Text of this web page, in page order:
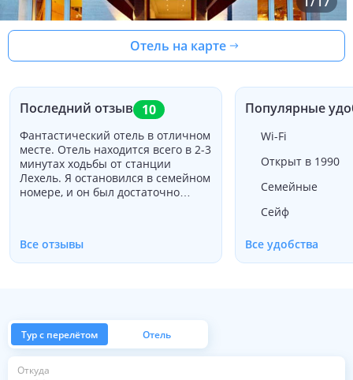
Отель на карте
Последний отзыв 10
Фантастический отель в отличном
месте. Отель находится всего в 2-3
минутах ходьбы от станции
Лехель. Я остановился в семейном
номере, и он был достаточно
очень доброжелательным.
Все отзывы
Популярные
Wi-Fi
Открыт в 1990
Семейные
Сейф
Все удобства
Тур с перелётом Отель
Откуда
из Москвы